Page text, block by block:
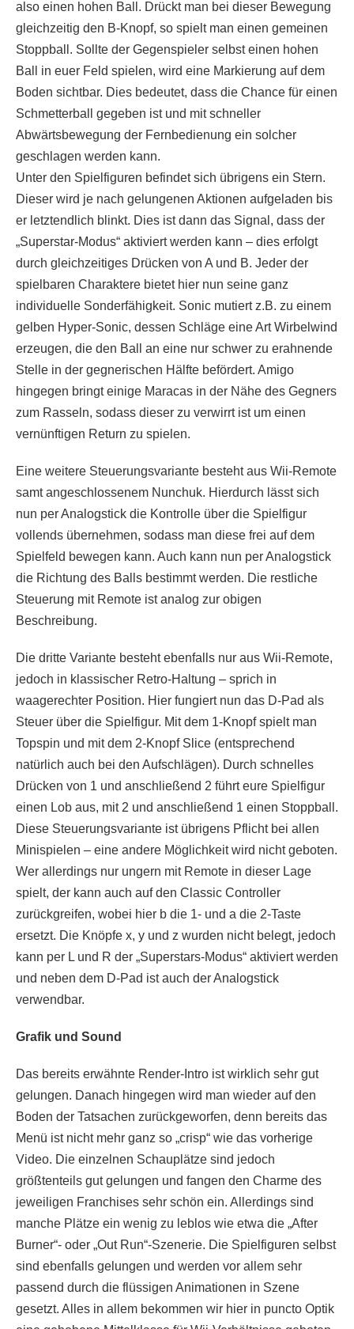
also einen hohen Ball. Drückt man bei dieser Bewegung
gleichzeitig den B-Knopf, so spielt man einen gemeinen
Stoppball. Sollte der Gegenspieler selbst einen hohen
Ball in euer Feld spielen, wird eine Markierung auf dem
Boden sichtbar. Dies bedeutet, dass die Chance für einen
Schmetterball gegeben ist und mit schneller
Abwärtsbewegung der Fernbedienung ein solcher
geschlagen werden kann.
Unter den Spielfiguren befindet sich übrigens ein Stern.
Dieser wird je nach gelungenen Aktionen aufgeladen bis
er letztendlich blinkt. Dies ist dann das Signal, dass der
„Superstar-Modus“ aktiviert werden kann – dies erfolgt
durch gleichzeitiges Drücken von A und B. Jeder der
spielbaren Charaktere bietet hier nun seine ganz
individuelle Sonderfähigkeit. Sonic mutiert z.B. zu einem
gelben Hyper-Sonic, dessen Schläge eine Art Wirbelwind
erzeugen, die den Ball an eine nur schwer zu erahnende
Stelle in der gegnerischen Hälfte befördert. Amigo
hingegen bringt einige Maracas in der Nähe des Gegners
zum Rasseln, sodass dieser zu verwirrt ist um einen
vernünftigen Return zu spielen.
Eine weitere Steuerungsvariante besteht aus Wii-Remote
samt angeschlossenem Nunchuk. Hierdurch lässt sich
nun per Analogstick die Kontrolle über die Spielfigur
vollends übernehmen, sodass man diese frei auf dem
Spielfeld bewegen kann. Auch kann nun per Analogstick
die Richtung des Balls bestimmt werden. Die restliche
Steuerung mit Remote ist analog zur obigen
Beschreibung.
Die dritte Variante besteht ebenfalls nur aus Wii-Remote,
jedoch in klassischer Retro-Haltung – sprich in
waagerechter Position. Hier fungiert nun das D-Pad als
Steuer über die Spielfigur. Mit dem 1-Knopf spielt man
Topspin und mit dem 2-Knopf Slice (entsprechend
natürlich auch bei den Aufschlägen). Durch schnelles
Drücken von 1 und anschließend 2 führt eure Spielfigur
einen Lob aus, mit 2 und anschließend 1 einen Stoppball.
Diese Steuerungsvariante ist übrigens Pflicht bei allen
Minispielen – eine andere Möglichkeit wird nicht geboten.
Wer allerdings nur ungern mit Remote in dieser Lage
spielt, der kann auch auf den Classic Controller
zurückgreifen, wobei hier b die 1- und a die 2-Taste
ersetzt. Die Knöpfe x, y und z wurden nicht belegt, jedoch
kann per L und R der „Superstars-Modus“ aktiviert werden
und neben dem D-Pad ist auch der Analogstick
verwendbar.
Grafik und Sound
Das bereits erwähnte Render-Intro ist wirklich sehr gut
gelungen. Danach hingegen wird man wieder auf den
Boden der Tatsachen zurückgeworfen, denn bereits das
Menü ist nicht mehr ganz so „crisp“ wie das vorherige
Video. Die einzelnen Schauplätze sind jedoch
größtenteils gut gelungen und fangen den Charme des
jeweiligen Franchises sehr schön ein. Allerdings sind
manche Plätze ein wenig zu leblos wie etwa die „After
Burner“- oder „Out Run“-Szenerie. Die Spielfiguren selbst
sind ebenfalls gelungen und werden vor allem sehr
passend durch die flüssigen Animationen in Szene
gesetzt. Alles in allem bekommen wir hier in puncto Optik